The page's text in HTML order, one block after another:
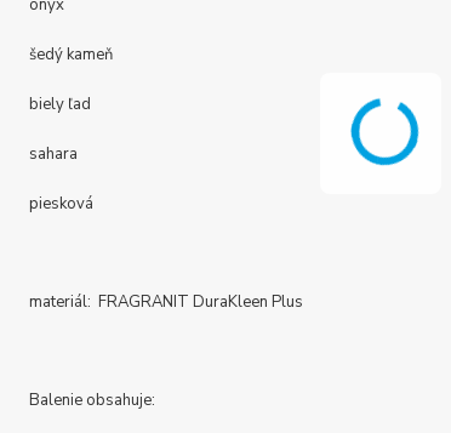
onyx
šedý kameň
biely ľad
sahara
piesková
materiál: FRAGRANIT DuraKleen Plus
Balenie obsahuje: